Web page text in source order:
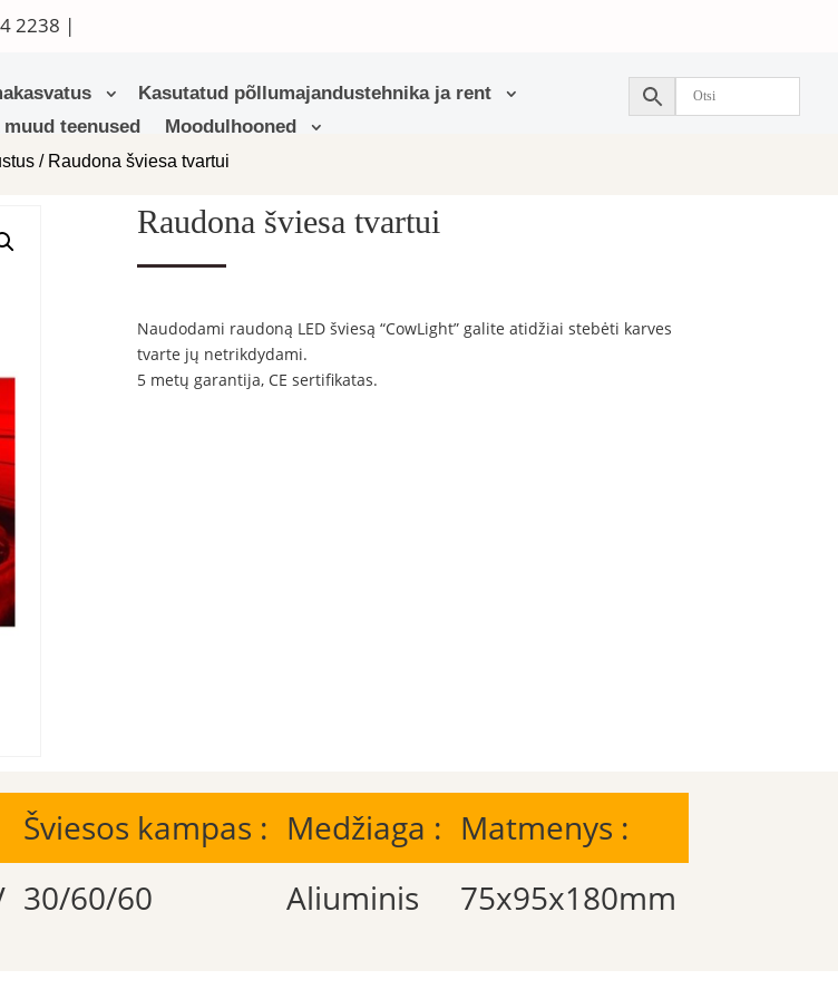
2238 |
Kasutatud põllumajandustehnika ja rent
teenused
Moodulhooned
/ Raudona šviesa tvartui
Raudona šviesa tvartui
Naudodami raudoną LED šviesą “CowLight” galite atidžiai stebėti karves
tvarte jų netrikdydami.
5 metų garantija, CE sertifikatas.
Šviesos kampas : Medžiaga : Matmenys :
30/60/60 Aliuminis 75x95x180mm